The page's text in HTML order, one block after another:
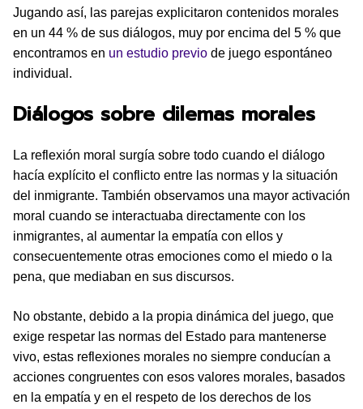
Jugando así, las parejas explicitaron contenidos morales
en un 44 % de sus diálogos, muy por encima del 5 % que
encontramos en un estudio previo de juego espontáneo
individual.
Diálogos sobre dilemas morales
La reflexión moral surgía sobre todo cuando el diálogo
hacía explícito el conflicto entre las normas y la situación
del inmigrante. También observamos una mayor activación
moral cuando se interactuaba directamente con los
inmigrantes, al aumentar la empatía con ellos y
consecuentemente otras emociones como el miedo o la
pena, que mediaban en sus discursos.
No obstante, debido a la propia dinámica del juego, que
exige respetar las normas del Estado para mantenerse
vivo, estas reflexiones morales no siempre conducían a
acciones congruentes con esos valores morales, basados
en la empatía y en el respeto de los derechos de los